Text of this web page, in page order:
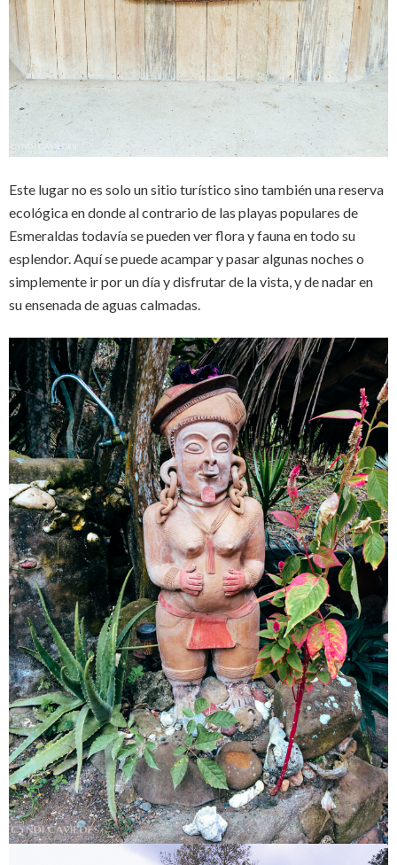
Este lugar no es solo un sitio turístico sino también una reserva
ecológica en donde al contrario de las playas populares de
Esmeraldas todavía se pueden ver flora y fauna en todo su
esplendor. Aquí se puede acampar y pasar algunas noches o
simplemente ir por un día y disfrutar de la vista, y de nadar en
su ensenada de aguas calmadas.